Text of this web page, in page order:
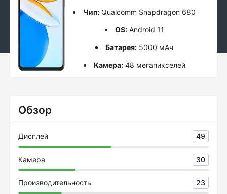
Чип: Qualcomm Snapdragon 680
OS:Android 11
Батарея: 5000 мАч
Камера:48 мегапикселей
Обзор
Дисплей 49
Камера 30
Производительность 23